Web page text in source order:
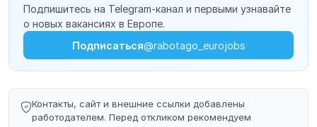
Подпишитесь на Telegram-канал и первыми узнавайте
о новых вакансиях в Европе.
Подписаться@rabotago_eurojobs
Контакты, сайт и внешние ссылки добавлены
работодателем. Перед откликом рекомендуем